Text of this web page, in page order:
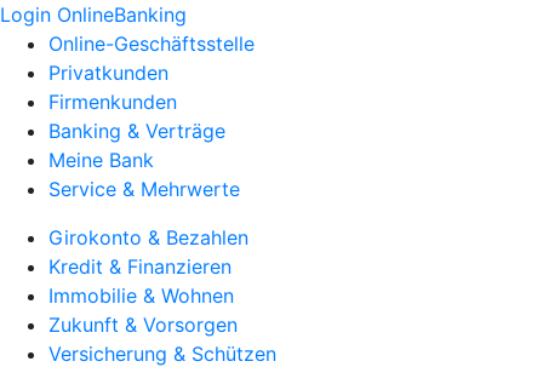
Login OnlineBanking
Online-Geschäftsstelle
Privatkunden
Firmenkunden
Banking & Verträge
Meine Bank
Service & Mehrwerte
Girokonto & Bezahlen
Kredit & Finanzieren
Immobilie & Wohnen
Zukunft & Vorsorgen
Versicherung & Schützen